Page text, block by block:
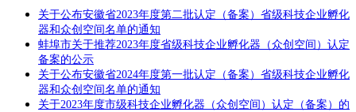
关于公布安徽省2023年度第二批认定（备案）省级科技企业孵化
器和众创空间名单的通知
蚌埠市关于推荐2023年度省级科技企业孵化器（众创空间）认定
备案的公示
关于公布安徽省2024年度第一批认定（备案）省级科技企业孵化
器和众创空间名单的通知
关于2023年度市级科技企业孵化器（众创空间）认定（备案）的